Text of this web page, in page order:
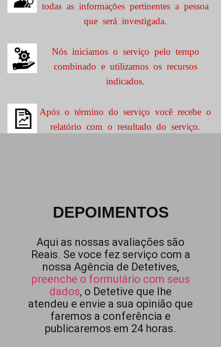
todas as informações pertinentes a pessoa
que será investigada.
Nós iniciamos o serviço pelo tempo
combinado e utilizamos os recursos
indicados.
Após o término do serviço você recebe o
relatório com o resultado do serviço.
DEPOIMENTOS
Aqui as nossas avaliações são
Reais. Se voce fez serviço com a
nossa Agência de Detetives,
preenche o formulário com seus
dados, o Detetive que lhe
atendeu e envie a sua opinião que
faremos a conferência e
publicaremos em 24 horas.